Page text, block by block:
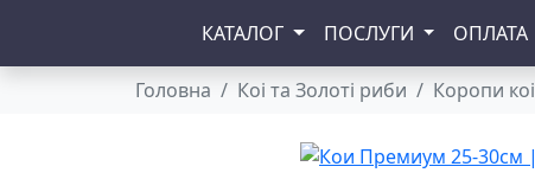
Головна Коі та Золоті риби Коропи коі
КАТАЛОГ ПОСЛУГИ ОПЛАТА